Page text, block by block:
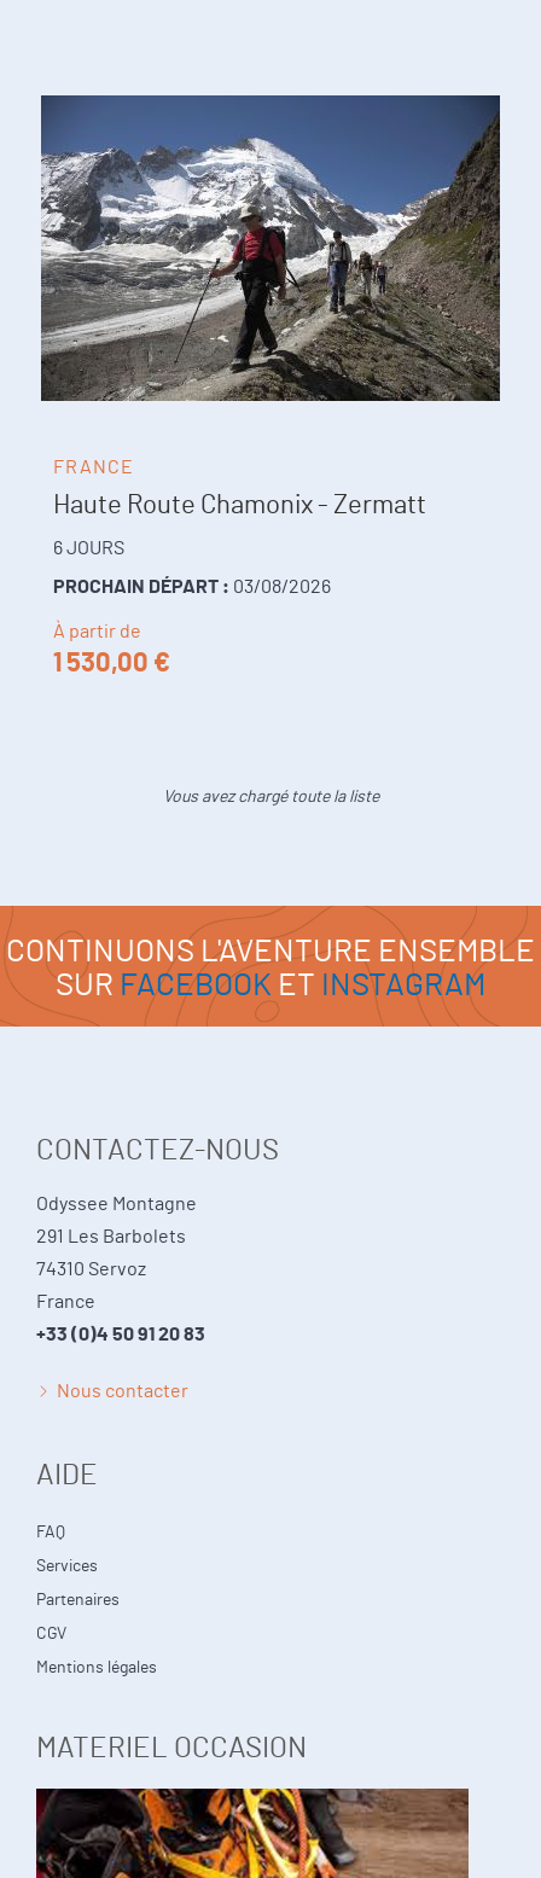
FRANCE
Haute Route Chamonix - Zermatt
6 JOURS
PROCHAIN DÉPART : 03/08/2026
À partir de
1 530,00 €
Vous avez chargé toute la liste
CONTINUONS L'AVENTURE ENSEMBLE
SUR FACEBOOK ET INSTAGRAM
CONTACTEZ-NOUS
Odyssee Montagne
291 Les Barbolets
74310 Servoz
France
+33 (0)4 50 91 20 83
Nous contacter
AIDE
FAQ
Services
Partenaires
CGV
Mentions légales
MATERIEL OCCASION